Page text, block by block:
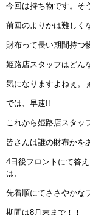
今回は持ち物です。そ
前回のよりかは難しく
財布って長い期間持つ
姫路店スタッフはどん
気になりますよねぇ。
では、早速!!
これから姫路店スタッ
皆さんは誰の財布かを
4日後フロントにて答
は、
先着順にてささやかな
期間は8月末まで！！